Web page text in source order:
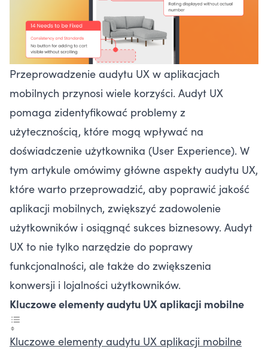
Przeprowadzenie audytu UX w aplikacjach
mobilnych przynosi wiele korzyści. Audyt UX
pomaga zidentyfikować problemy z
użytecznością, które mogą wpływać na
doświadczenie użytkownika (User Experience). W
tym artykule omówimy główne aspekty audytu UX,
które warto przeprowadzić, aby poprawić jakość
aplikacji mobilnych, zwiększyć zadowolenie
użytkowników i osiągnąć sukces biznesowy. Audyt
UX to nie tylko narzędzie do poprawy
funkcjonalności, ale także do zwiększenia
konwersji i lojalności użytkowników.
Kluczowe elementy audytu UX aplikacji mobilne
Kluczowe elementy audytu UX aplikacji mobilne